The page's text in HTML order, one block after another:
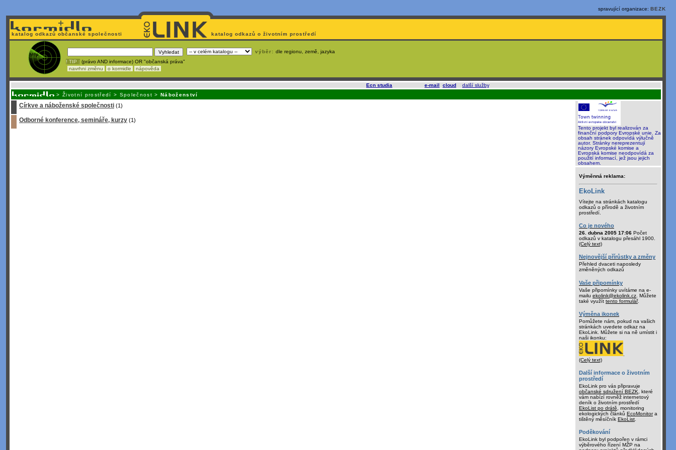
spravující organizace: BEZK
katalog odkazů občanské společnosti katalog odkazů o životním prostředí
výběr: dle regionu, země, jazyka
! TIP : (právo AND informace) OR "občanská práva"
navrhni změnu
o kormidle nápověda
Ecn studia e-mail cloud další služby.
> Životní prostředí > Společnost >Náboženství
Církve a náboženské společnosti (1)
Odborné konference, semináře, kurzy (1)
Tento projekt byl realizován za
finanční podpory Evropské unie. Za
obsah stránek odpovídá výlučně
autor. Stránky nereprezentují
názory Evropské komise a
Evropská komise neodpovídá za
použití informací, jež jsou jejich
obsahem.
Výměnná reklama:
EkoLink
Vítejte na stránkách katalogu
odkazů o přírodě a životním
prostředí.
Co je nového
26. dubna 2005 17:06 Počet
odkazů v katalogu přesáhl 1900.
(Celý text)
Nejnovější přírůstky a změny
Přehled dvaceti naposledy
změněných odkazů
Vaše připomínky
Vaše připomínky uvítáme na e-
mailu ekolink@ekolink.cz . Můžete
také využít tento formulář.
Výměna ikonek
Pomůžete nám, pokud na vašich
stránkách uvedete odkaz na
EkoLink. Můžete si na ně umístit i
naši ikonku:
(Celý text)
Další informace o životním
prostředí
EkoLink pro vás připravuje
občanské sdružení BEZK , které
vám nabízí rovněž internetový
deník o životním prostředí
EkoList po drátě , monitoring
ekologických článků EcoMonitora
tištěný měsíčník EkoList
Poděkování
EkoLink byl podpořen v rámci
výběrového řízení MŽP na